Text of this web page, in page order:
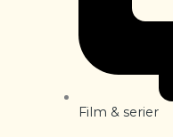
Film & serier